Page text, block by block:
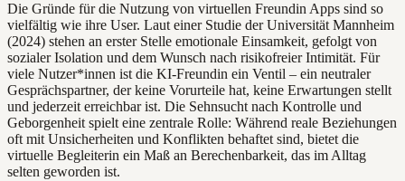
Die Gründe für die Nutzung von virtuellen Freundin Apps sind so
vielfältig wie ihre User. Laut einer Studie der Universität Mannheim
(2024) stehen an erster Stelle emotionale Einsamkeit, gefolgt von
sozialer Isolation und dem Wunsch nach risikofreier Intimität. Für
viele Nutzer*innen ist die KI-Freundin ein Ventil – ein neutraler
Gesprächspartner, der keine Vorurteile hat, keine Erwartungen stellt
und jederzeit erreichbar ist. Die Sehnsucht nach Kontrolle und
Geborgenheit spielt eine zentrale Rolle: Während reale Beziehungen
oft mit Unsicherheiten und Konflikten behaftet sind, bietet die
virtuelle Begleiterin ein Maß an Berechenbarkeit, das im Alltag
selten geworden ist.